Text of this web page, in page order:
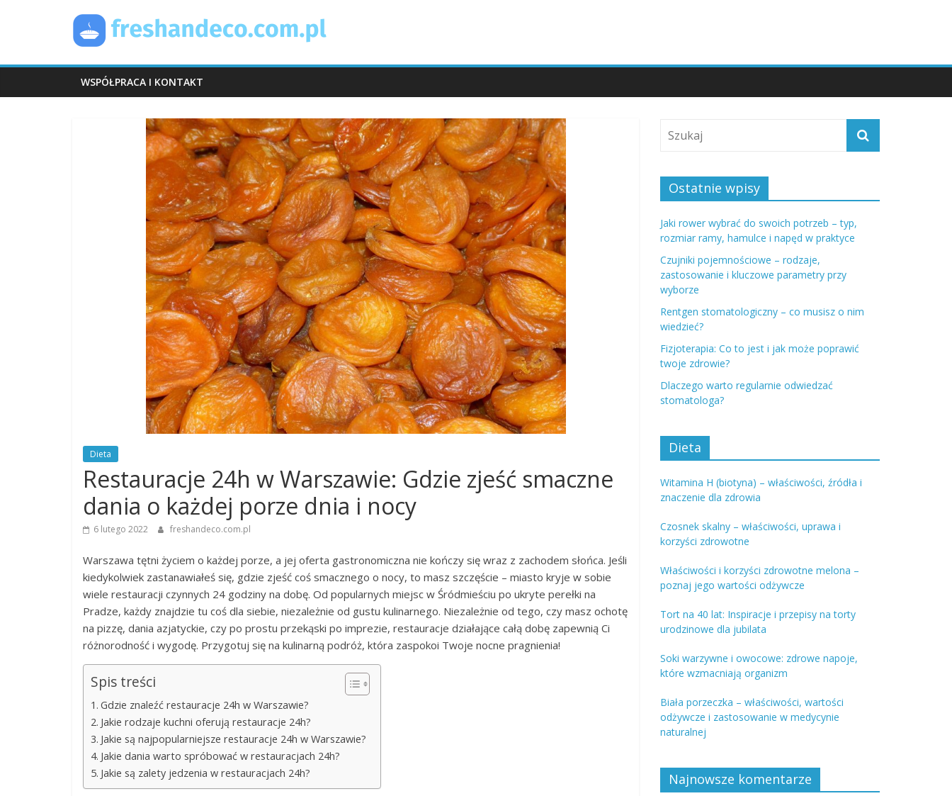
FreshAndEco
WSPÓŁPRACA I KONTAKT
Dieta
Restauracje 24h w Warszawie: Gdzie zjeść smaczne
dania o każdej porze dnia i nocy
6 lutego 2022 freshandeco.com.pl
Warszawa tętni życiem o każdej porze, a jej oferta gastronomiczna nie kończy się wraz z zachodem słońca. Jeśli
kiedykolwiek zastanawiałeś się, gdzie zjeść coś smacznego o nocy, to masz szczęście – miasto kryje w sobie
wiele restauracji czynnych 24 godziny na dobę. Od popularnych miejsc w Śródmieściu po ukryte perełki na
Pradze, każdy znajdzie tu coś dla siebie, niezależnie od gustu kulinarnego. Niezależnie od tego, czy masz ochotę
na pizzę, dania azjatyckie, czy po prostu przekąski po imprezie, restauracje działające całą dobę zapewnią Ci
różnorodność i wygodę. Przygotuj się na kulinarną podróż, która zaspokoi Twoje nocne pragnienia!
Spis treści
Gdzie znaleźć restauracje 24h w Warszawie?
Jakie rodzaje kuchni oferują restauracje 24h?
Jakie są najpopularniejsze restauracje 24h w Warszawie?
Jakie dania warto spróbować w restauracjach 24h?
Jakie są zalety jedzenia w restauracjach 24h?
Ostatnie wpisy
Jaki rower wybrać do swoich potrzeb – typ,
rozmiar ramy, hamulce i napęd w praktyce
Czujniki pojemnościowe – rodzaje,
zastosowanie i kluczowe parametry przy
wyborze
Rentgen stomatologiczny – co musisz o nim
wiedzieć?
Fizjoterapia: Co to jest i jak może poprawić
twoje zdrowie?
Dlaczego warto regularnie odwiedzać
stomatologa?
Dieta
Witamina H (biotyna) – właściwości, źródła i
znaczenie dla zdrowia
Czosnek skalny – właściwości, uprawa i
korzyści zdrowotne
Właściwości i korzyści zdrowotne melona –
poznaj jego wartości odżywcze
Tort na 40 lat: Inspiracje i przepisy na torty
urodzinowe dla jubilata
Soki warzywne i owocowe: zdrowe napoje,
które wzmacniają organizm
Biała porzeczka – właściwości, wartości
odżywcze i zastosowanie w medycynie
naturalnej
Najnowsze komentarze